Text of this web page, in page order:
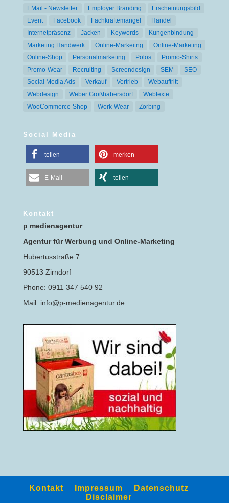
EMail - Newsletter
Employer Branding
Erscheinungsbild
Event
Facebook Fachkräftemangel
Handel
Internetpräsenz
Jacken Keywords
Kungenbindung
Marketing Handwerk
Online-Markeitng
Online-Marketing
Online-Shop
Personalmarketing Polos
Promo-Shirts
Promo-Wear
Recruiting Screendesign SEM
SEO
Social Media Ads
Verkauf Vertrieb
Webauftritt
Webdesign
Weber Großhabersdorf
Webtexte
WooCommerce-Shop
Work-Wear Zorbing
Social Media
teilen merken
E-Mail teilen
Kontakt
p medienagentur
Agentur für Werbung und Online-Marketing
Hubertusstraße 7
90513 Zirndorf
Phone: 0911 347 540 92
Mail: info@p-medienagentur.de
Kontakt Impressum
Datenschutz
Disclaimer